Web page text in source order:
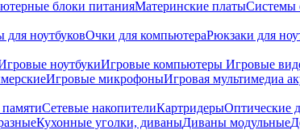
блоки питанияМатеринские платыСистемы
для ноутбуковОчки для компьютераРюкзаки для
ноутбукиИгровые компьютеры Игровые
Игровые микрофоныИгровая мультимедиа
Сетевые накопителиКартридерыОптические
Кухонные уголки, диваныДиваны модульные